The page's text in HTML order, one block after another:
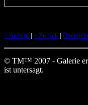
< Anfang | < Zurück |
© TM™ 2007 - Galerie
ist untersagt.